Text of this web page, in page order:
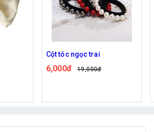
Cột tóc ngọc trai
6,000đ 19,000đ